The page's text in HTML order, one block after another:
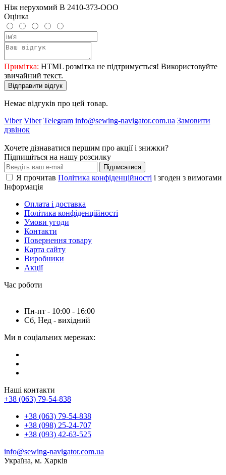
Ніж нерухомий B 2410-373-OOO
Оцінка
Примітка: HTML розмітка не підтримується! Використовуйте
звичайний текст.
Відправити відгук
Немає відгуків про цей товар.
Viber Viber Telegram info@sewing-navigator.com.ua Замовити
дзвінок
Хочете дізнаватися першим про акції і знижки?
Підпишіться на нашу розсилку
Підписатися
Я прочитав Політика конфіденційності і згоден з вимогами
Інформація
Оплата і доставка
Політика конфіденційності
Умови угоди
Контакти
Повернення товару
Карта сайту
Виробники
Акції
Час роботи
Пн-пт - 10:00 - 16:00
Сб, Нед - вихідний
Ми в соціальних мережах:
Наші контакти
+38 (063) 79-54-838
+38 (063) 79-54-838
+38 (098) 25-24-707
+38 (093) 42-63-525
info@sewing-navigator.com.ua
Україна, м. Харків